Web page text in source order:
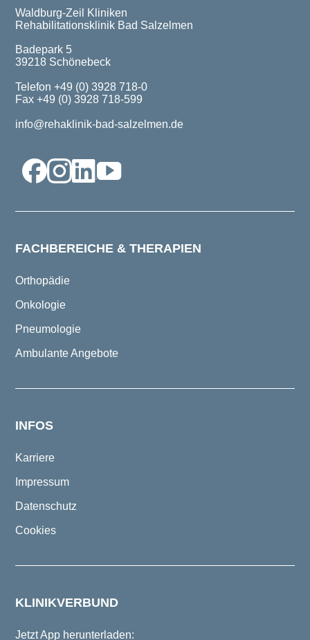
Waldburg-Zeil Kliniken
Rehabilitationsklinik Bad Salzelmen
Badepark 5
39218 Schönebeck
Telefon +49 (0) 3928 718-0
Fax +49 (0) 3928 718-599
info@rehaklinik-bad-salzelmen.de
FACHBEREICHE & THERAPIEN
Orthopädie
Onkologie
Pneumologie
Ambulante Angebote
INFOS
Karriere
Impressum
Datenschutz
Cookies
KLINIKVERBUND
Jetzt App herunterladen: